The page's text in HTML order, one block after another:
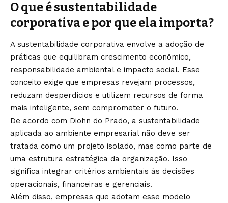
O que é sustentabilidade
corporativa e por que ela importa?
A sustentabilidade corporativa envolve a adoção de
práticas que equilibram crescimento econômico,
responsabilidade ambiental e impacto social. Esse
conceito exige que empresas revejam processos,
reduzam desperdícios e utilizem recursos de forma
mais inteligente, sem comprometer o futuro.
De acordo com Diohn do Prado, a sustentabilidade
aplicada ao ambiente empresarial não deve ser
tratada como um projeto isolado, mas como parte de
uma estrutura estratégica da organização. Isso
significa integrar critérios ambientais às decisões
operacionais, financeiras e gerenciais.
Além disso, empresas que adotam esse modelo